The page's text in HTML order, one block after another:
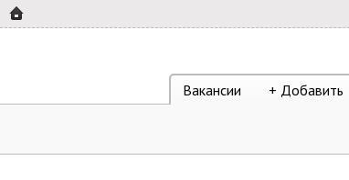
Вакансии + Добавить